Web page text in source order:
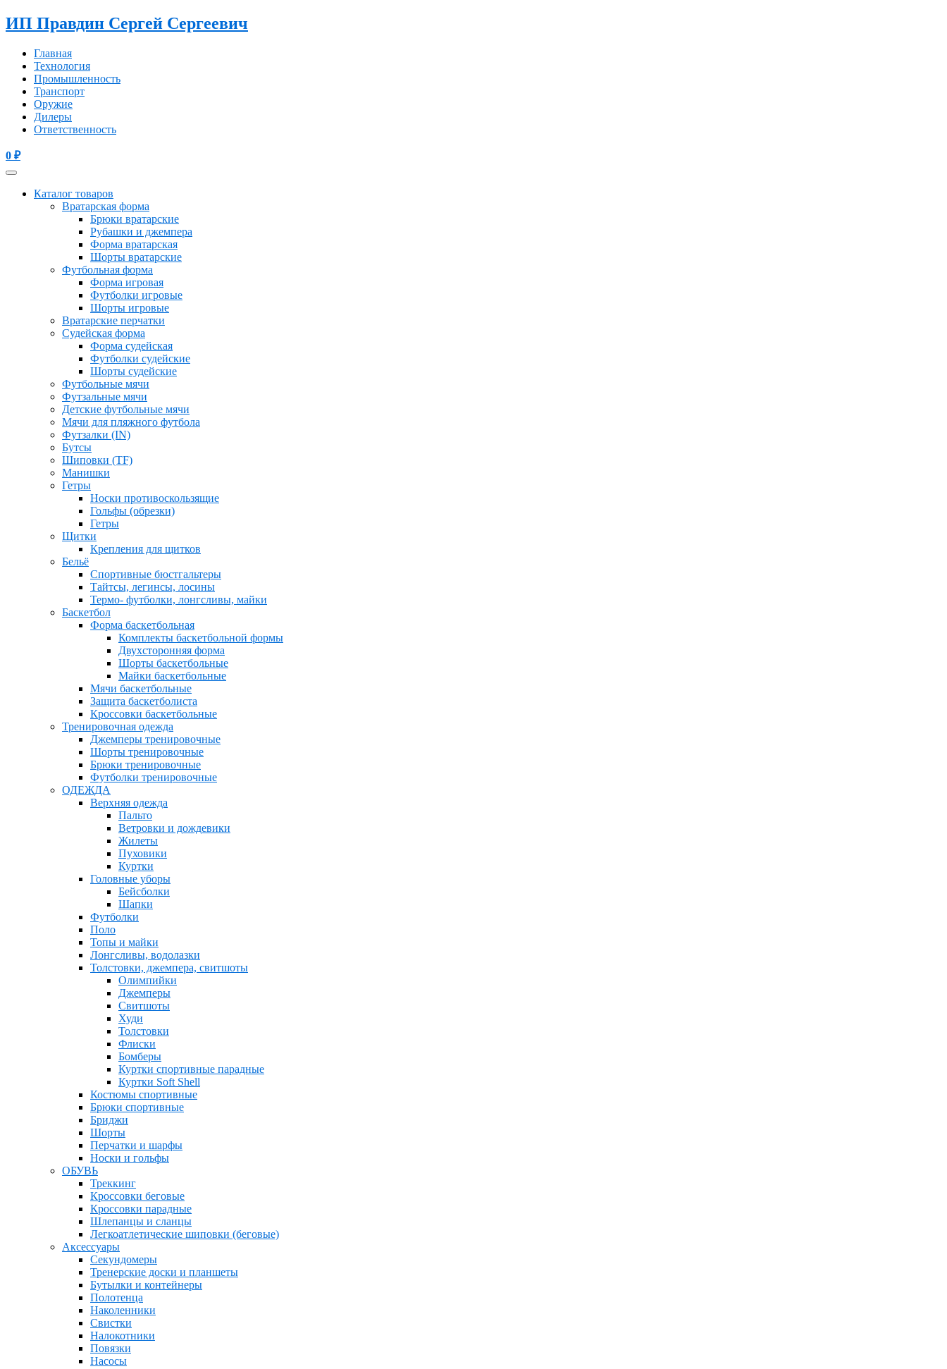
ИП Правдин Сергей Сергеевич
Главная
Технология
Промышленность
Транспорт
Оружие
Дилеры
Ответственность
0 ₽
Каталог товаров
Вратарская форма
Брюки вратарские
Рубашки и джемпера
Форма вратарская
Шорты вратарские
Футбольная форма
Форма игровая
Футболки игровые
Шорты игровые
Вратарские перчатки
Судейская форма
Форма судейская
Футболки судейские
Шорты судейские
Футбольные мячи
Футзальные мячи
Детские футбольные мячи
Мячи для пляжного футбола
Футзалки (IN)
Бутсы
Шиповки (TF)
Манишки
Гетры
Носки противоскользящие
Гольфы (обрезки)
Гетры
Щитки
Крепления для щитков
Бельё
Спортивные бюстгальтеры
Тайтсы, легинсы, лосины
Термо- футболки, лонгсливы, майки
Баскетбол
Форма баскетбольная
Комплекты баскетбольной формы
Двухсторонняя форма
Шорты баскетбольные
Майки баскетбольные
Мячи баскетбольные
Защита баскетболиста
Кроссовки баскетбольные
Тренировочная одежда
Джемперы тренировочные
Шорты тренировочные
Брюки тренировочные
Футболки тренировочные
ОДЕЖДА
Верхняя одежда
Пальто
Ветровки и дождевики
Жилеты
Пуховики
Куртки
Головные уборы
Бейсболки
Шапки
Футболки
Поло
Топы и майки
Лонгсливы, водолазки
Толстовки, джемпера, свитшоты
Олимпийки
Джемперы
Свитшоты
Худи
Толстовки
Флиски
Бомберы
Куртки спортивные парадные
Куртки Soft Shell
Костюмы спортивные
Брюки спортивные
Бриджи
Шорты
Перчатки и шарфы
Носки и гольфы
ОБУВЬ
Треккинг
Кроссовки беговые
Кроссовки парадные
Шлепанцы и сланцы
Легкоатлетические шиповки (беговые)
Аксессуары
Секундомеры
Тренерские доски и планшеты
Бутылки и контейнеры
Полотенца
Наколенники
Свистки
Налокотники
Повязки
Насосы